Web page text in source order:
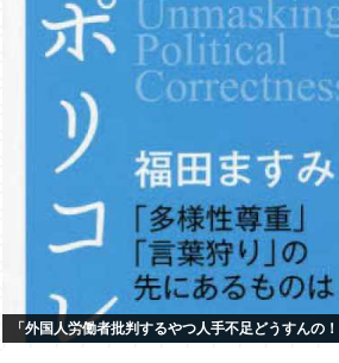
「外国人労働者批判するやつ人手不足どうすんの